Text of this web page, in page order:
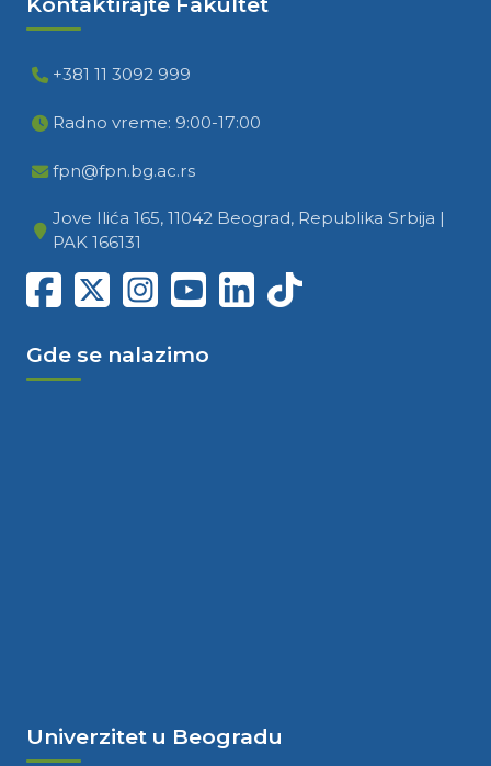
+381 11 3092 999
Radno vreme: 9:00-17:00
fpn@fpn.bg.ac.rs
Jove Ilića 165, 11042 Beograd, Republika Srbija |
PAK 166131
Gde se nalazimo
Univerzitet u Beogradu